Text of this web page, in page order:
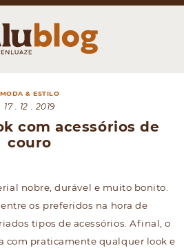
MODA & ESTILO
17 . 12 . 2019
com acessórios de
couro
nobre, durável e muito bonito.
os preferidos na hora de
tipos de acessórios. Afinal, o
com praticamente qualquer look e